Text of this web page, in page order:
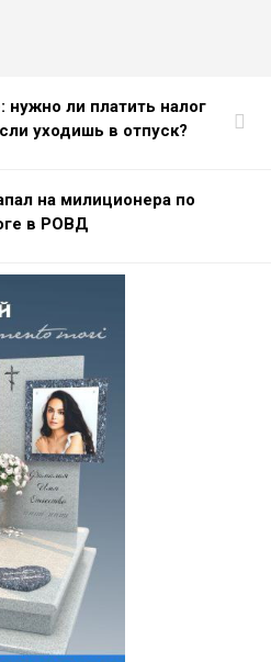
нужно ли платить налог
уходишь в отпуск?
на милиционера по
в РОВД